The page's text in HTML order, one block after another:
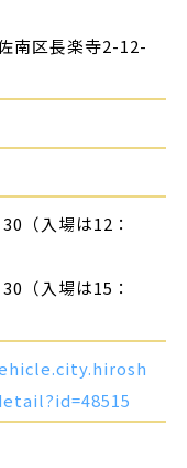
南区長楽寺2-12-
（入場は12：
（入場は15：